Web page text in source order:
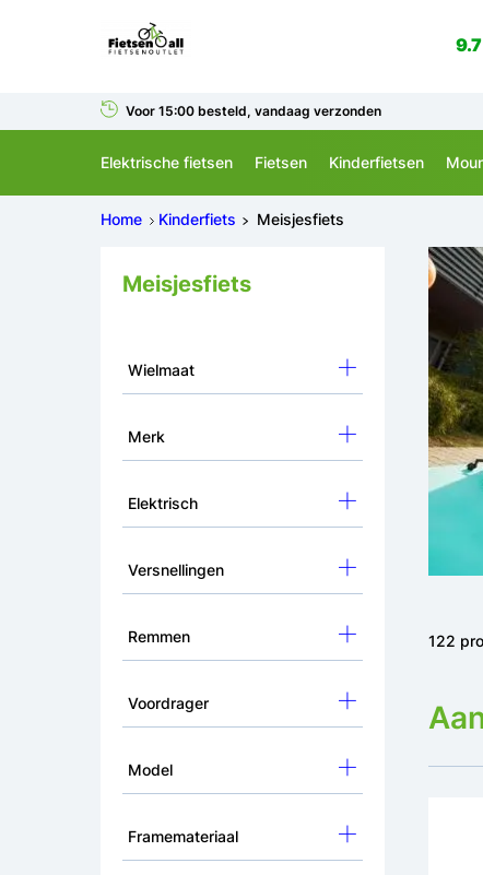
9.7
Voor 15:00 besteld, vandaag verzonden
Elektrische fietsen Fietsen Kinderfietsen
Home Kinderfiets Meisjesfiets
Meisjesfiets
Wielmaat
Merk
Elektrisch
Versnellingen
Remmen
Voordrager
Model
Framemateriaal
122